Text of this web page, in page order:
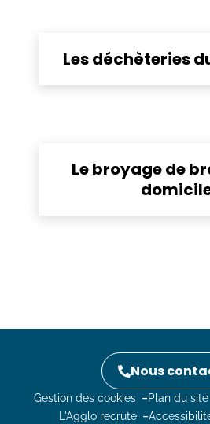
Les déchèteries
Le broyage de
Nous
Gestion des cookies Plan du site
L'Agglo recrute